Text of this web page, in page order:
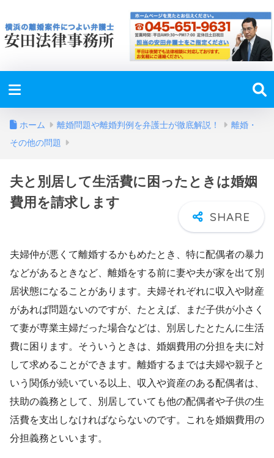
ホーム 離婚問題や離婚判例を弁護士が徹底解説！
離婚・
その他の問題
夫と別居して生活費に困ったときは婚姻
費用を請求します
夫婦仲が悪くて離婚するかもめたとき、特に配偶者の暴力
などがあるときなど、離婚をする前に妻や夫が家を出て別
居状態になることがあります。夫婦それぞれに収入や財産
があれば問題ないのですが、たとえば、まだ子供が小さく
て妻が専業主婦だった場合などは、別居したとたんに生活
費に困ります。そういうときは、婚姻費用の分担を夫に対
して求めることができます。離婚するまでは夫婦や親子と
いう関係が続いている以上、収入や資産のある配偶者は、
扶助の義務として、別居していても他の配偶者や子供の生
活費を支出しなければならないのです。これを婚姻費用の
分担義務といいます。